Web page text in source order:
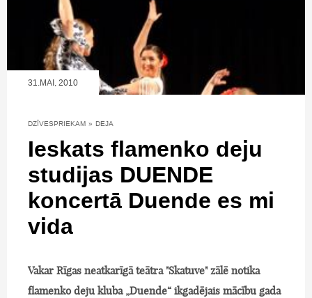
31.MAI, 2010
DZĪVESPRIEKAM » DEJA
Ieskats flamenko deju
studijas DUENDE
koncertā Duende es mi
vida
Vakar Rīgas neatkarīgā teātra "Skatuve" zālē notika
flamenko deju kluba „Duende“ ikgadējais mācību gada